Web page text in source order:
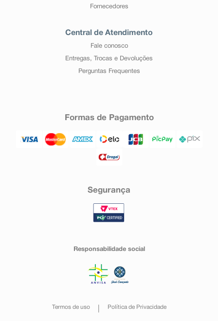
Fornecedores
Central de Atendimento
Fale conosco
Entregas, Trocas e Devoluções
Perguntas Frequentes
Formas de Pagamento
Segurança
Responsabilidade social
Termos de uso Política de Privacidade